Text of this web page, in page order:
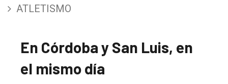
ATLETISMO
En Córdoba y San Luis, en
el mismo día